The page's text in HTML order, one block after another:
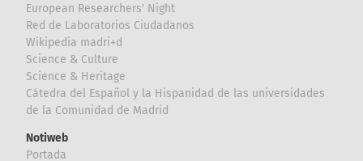
European Researchers' Night
Red de Laboratorios Ciudadanos
Wikipedia madri+d
Science & Culture
Science & Heritage
Cátedra del Español y la Hispanidad de las universidades
de la Comunidad de Madrid
Notiweb
Portada